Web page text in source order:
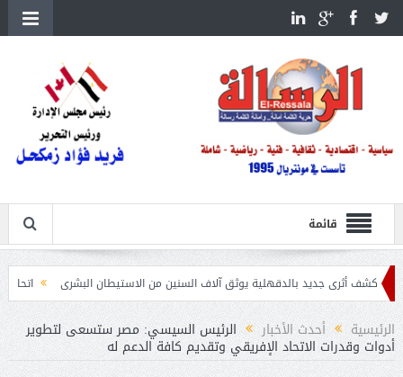
قائمة
بالدقهلية يوثق آلاف السنين من الاستيطان البشرى اتحاد الكرة يطلب استضافة أمم إفريقيا
الرئيسية أحدث الأخبار الرئيس السيسي: مصر ستسعى لتطوير
أدوات وقدرات الاتحاد الإفريقي وتقديم كافة الدعم له